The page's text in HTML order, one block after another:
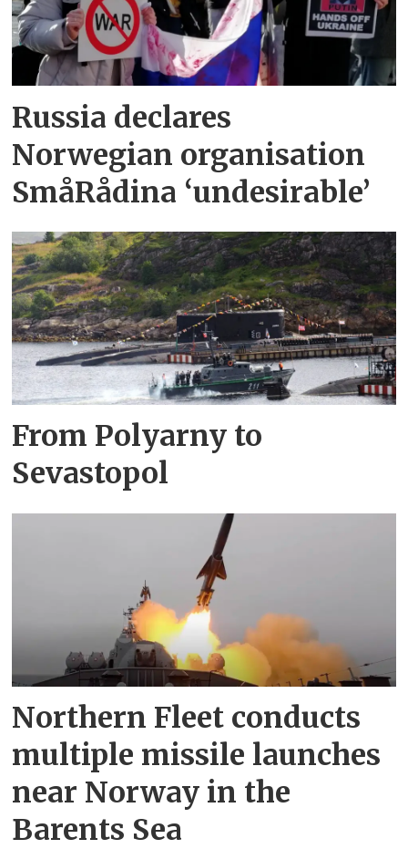
Russia declares
Norwegian organisation
SmåRådina ‘undesirable’
From Polyarny to
Sevastopol
Northern Fleet conducts
multiple missile launches
near Norway in the
Barents Sea